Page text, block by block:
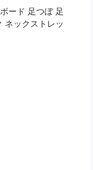
ード 足つぼ 足
ネックストレッ